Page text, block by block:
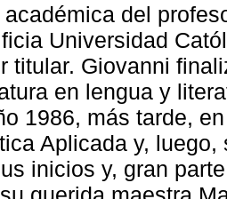
académica del
Universidad
titular. Giovanni
en lengua y
1986, más tarde,
Aplicada y,
inicios y, gran